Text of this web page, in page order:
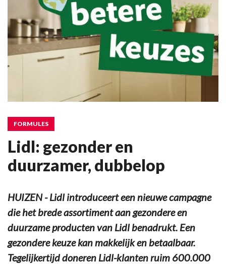
FORMULES
Lidl: gezonder en
duurzamer, dubbelop
HUIZEN - Lidl introduceert een nieuwe campagne
die het brede assortiment aan gezondere en
duurzame producten van Lidl benadrukt. Een
gezondere keuze kan makkelijk en betaalbaar.
Tegelijkertijd doneren Lidl-klanten ruim 600.000